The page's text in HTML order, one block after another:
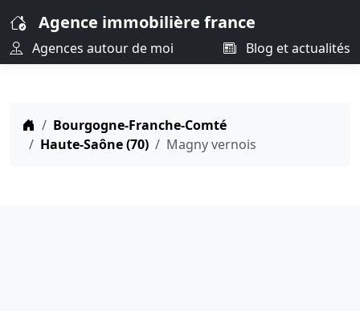
Agence immobilière france
Agences autour de moi Blog et actualités
Bourgogne-Franche-Comté
Haute-Saône (70)
Magny vernois